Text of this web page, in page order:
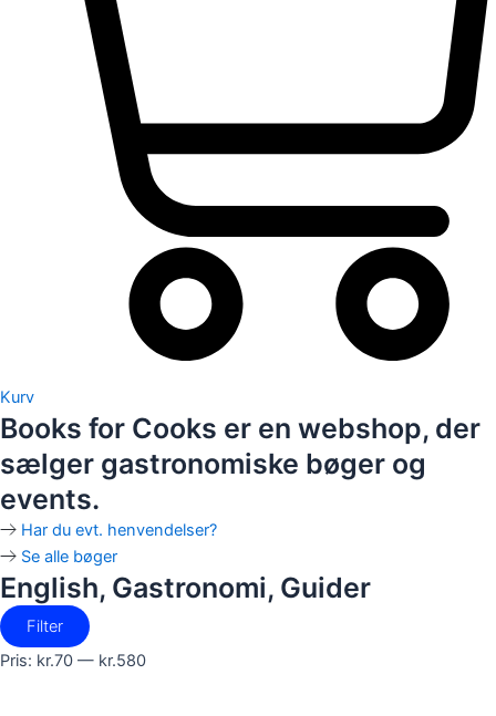
Kurv
Books for Cooks er en webshop, der
sælger gastronomiske bøger og
events.
Har du evt. henvendelser?
Se alle bøger
English, Gastronomi, Guider
Filter
Pris: kr.70 — kr.580